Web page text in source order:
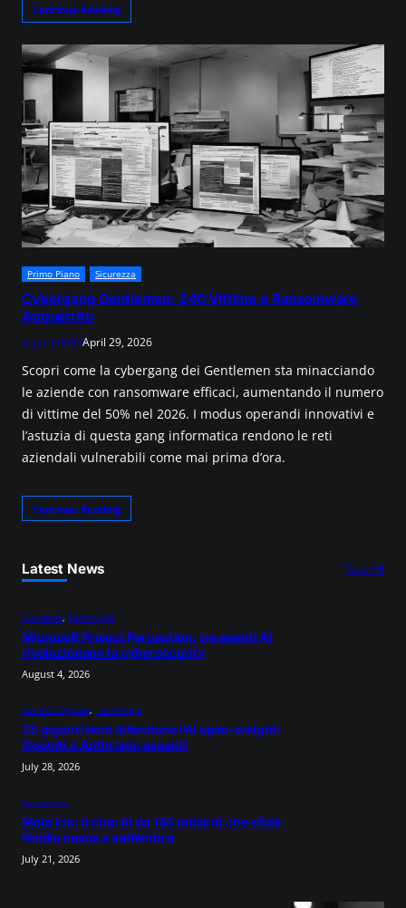
Continue Reading
Primo Piano Sicurezza
Cybergang Gentlemen: 240 Vittime e Ransomware
Agguerrito
ai.portale3dApril 29, 2026
Scopri come la cybergang dei Gentlemen sta minacciando
le aziende con ransomware efficaci, aumentando il numero
di vittime del 50% nel 2026. I modus operandi innovativi e
l’astuzia di questa gang informatica rendono le reti
aziendali vulnerabili come mai prima d’ora.
Continue Reading
Latest News View All
Sicurezza, Tecnologia
Microsoft Project Perception: tre agenti AI
rivoluzionano la cybersecurity
August 4, 2026
Società Digitale, Tecnologia
25 giganti tech difendono l’AI open-weight:
OpenAI e Anthropic assenti
July 28, 2026
Tecnologia
Meta Iris: il chip AI da 145 miliardi che sfida
Nvidia nasce a settembre
July 21, 2026